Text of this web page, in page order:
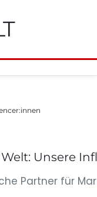
Unsere
Partner für